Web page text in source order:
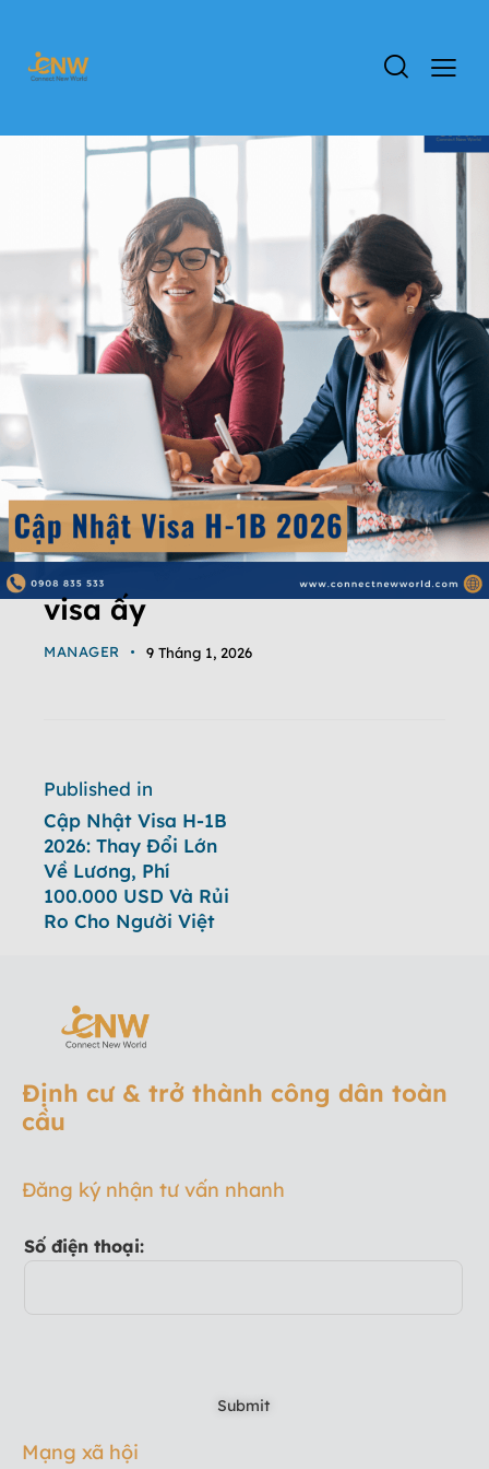
visa ấy
MANAGER 9 Tháng 1, 2026
Published in
Cập Nhật Visa H-1B
2026: Thay Đổi Lớn
Về Lương, Phí
100.000 USD Và Rủi
Ro Cho Người Việt
Định cư & trở thành công dân toàn
cầu
Đăng ký nhận tư vấn nhanh
Số điện thoại:
Mạng xã hội